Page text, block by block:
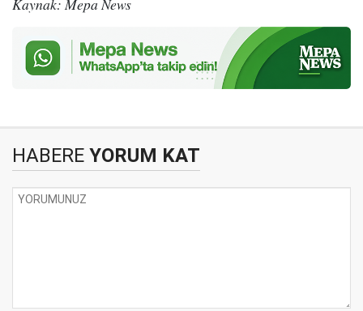
Kaynak: Mepa News
HABERE YORUM KAT